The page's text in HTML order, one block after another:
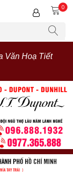
0
Văn Hoạ Tiết